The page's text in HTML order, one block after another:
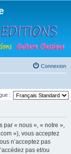
Connexion
:
par « nous », « notre »,
»), vous acceptez
n’acceptez pas
pas et/ou